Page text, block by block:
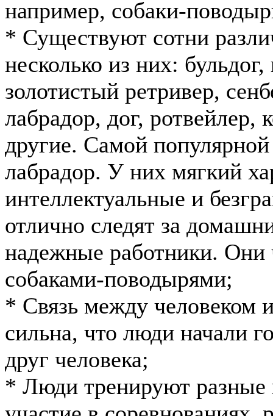
например, собаки-
* Существуют сотни
несколько из них:
золотистый ретривер,
лабрадор, дог, ротвейлер,
другие. Самой
лабрадор. У них мягкий
интеллектуальные и
отлично следят за
надежные работники. Они
собаками-поводырями;
* Связь между человеком
сильна, что люди начали
друг человека;
* Люди тренируют разные